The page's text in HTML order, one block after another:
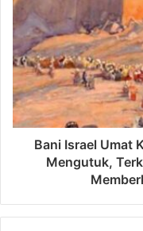
Bani Israel Umat
Mengutuk,